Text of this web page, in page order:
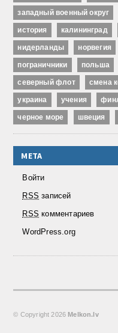
западный военный округ
история калининград
нидерланды норвегия
пограничники польша
северный флот смена
украина учения
черное море швеция
МЕТА
Войти
RSS записей
RSS комментариев
WordPress.org
© Copyright 2026 Melkon.lv